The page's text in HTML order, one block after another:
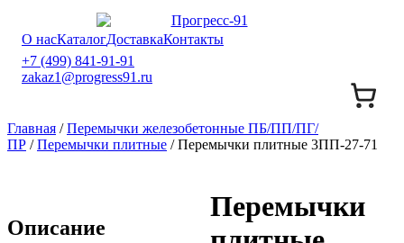
О насКаталогДоставкаКонтакты
+7 (499) 841-91-91
zakaz1@progress91.ru
Главная /Перемычки железобетонные ПБ/ПП/ПГ/
ПР /Перемычки плитные / Перемычки плитные 3ПП-27-71
Перемычки
Описание